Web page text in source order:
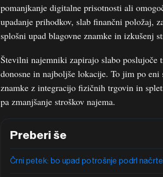
pomanjkanje digitalne prisotnosti ali
upadanje prihodkov, slab finančni položaj,
splošni upad blagovne znamke in izkušenj
Številni najemniki zapirajo slabo poslujoče
donosne in najboljše lokacije. To jim po
znamke z integracijo fizičnih trgovin in
pa zmanjšanje stroškov najema.
Preberi še
Črni petek: bo upad potrošnje podrl